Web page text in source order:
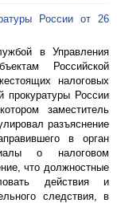
России от 26
в Управления
Российской
налоговых
прокуратуры России
заместитель
разъяснение
в орган
о налоговом
что должностные
действия и
следствия, в